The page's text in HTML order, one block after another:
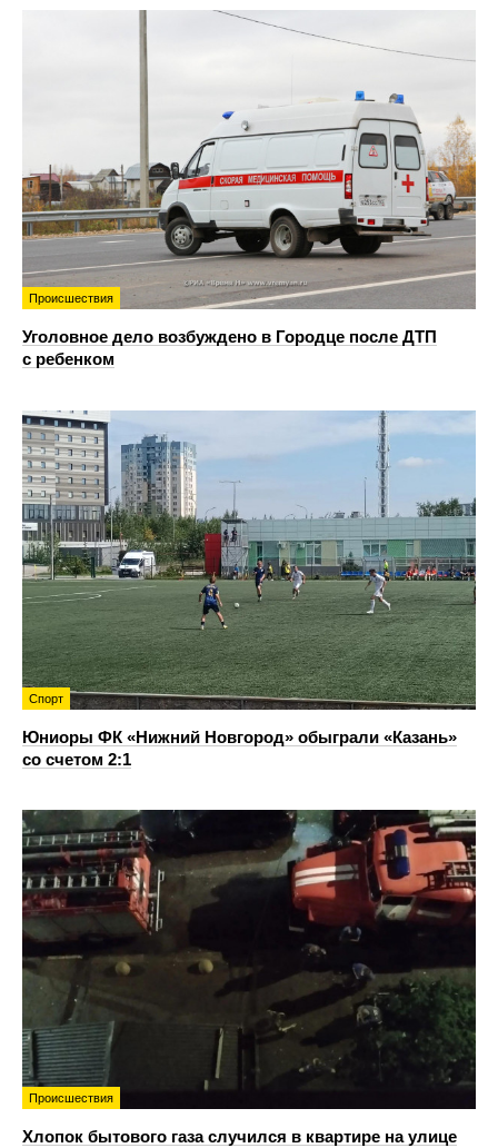
Происшествия
Уголовное дело возбуждено в Городце после ДТП
с ребенком
Спорт
Юниоры ФК «Нижний Новгород» обыграли «Казань»
со счетом 2:1
Происшествия
Хлопок бытового газа случился в квартире на улице